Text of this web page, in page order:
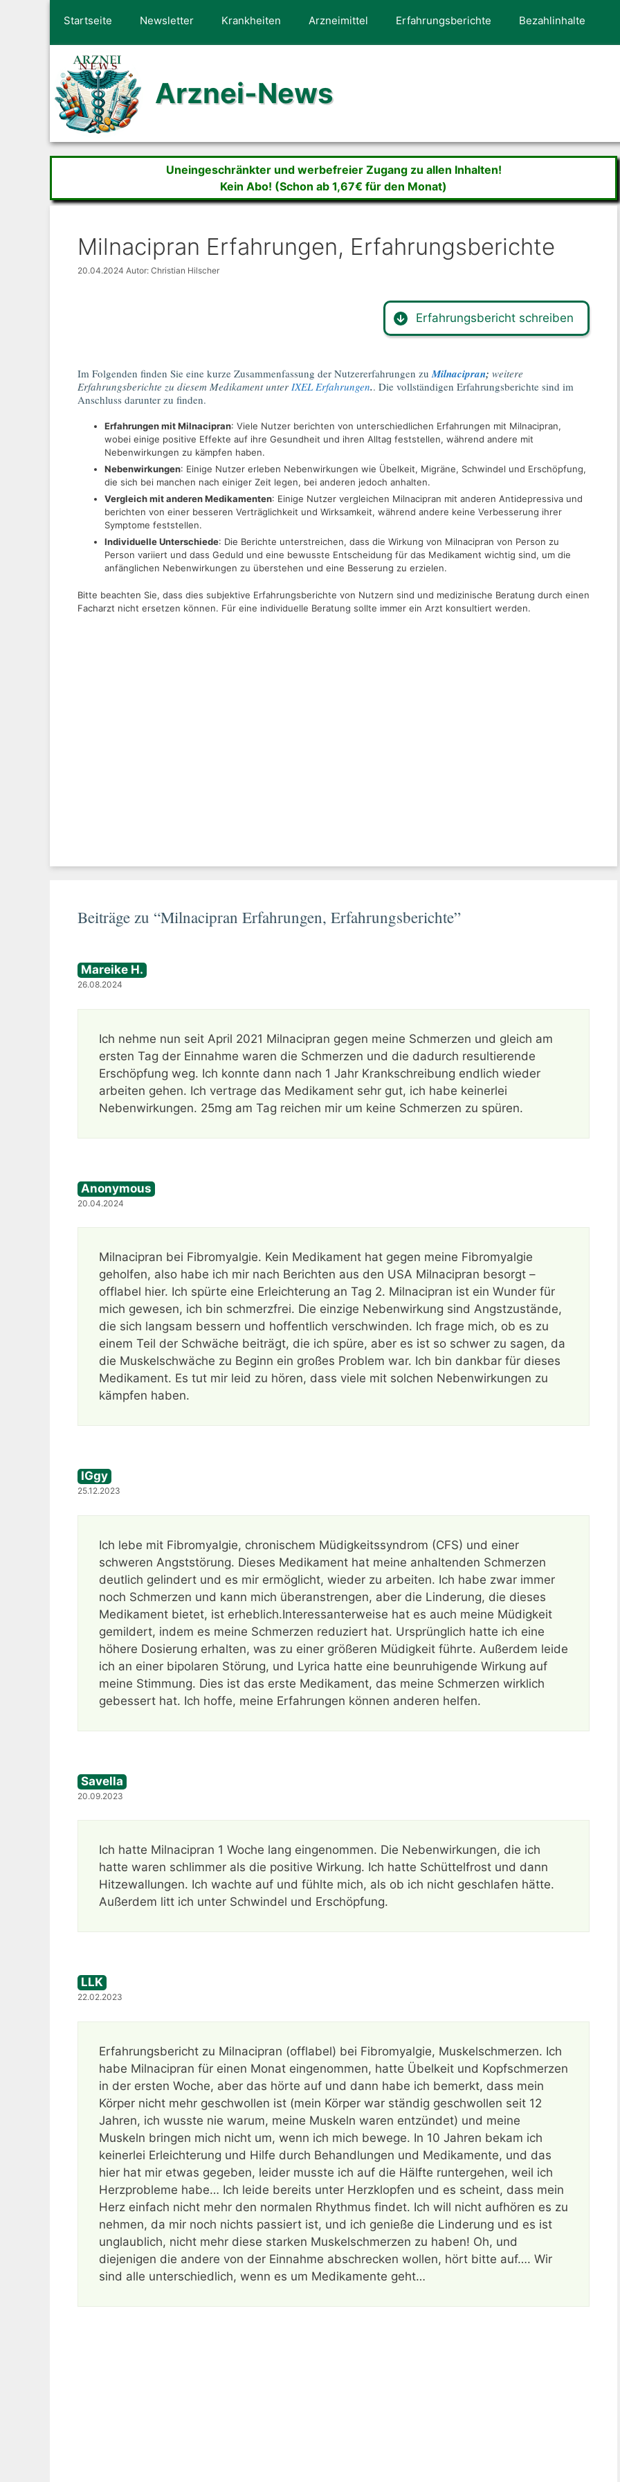
Startseite Newsletter Krankheiten Arzneimittel Erfahrungsberichte Bezahlinhalte
Arznei-News
Uneingeschränkter und werbefreier Zugang zu allen Inhalten!
Kein Abo! (Schon ab 1,67€ für den Monat)
Milnacipran Erfahrungen, Erfahrungsberichte
20.04.2024 Autor: Christian Hilscher
Erfahrungsbericht schreiben
Im Folgenden finden Sie eine kurze Zusammenfassung der Nutzererfahrungen zuMilnacipran; weitere
Erfahrungsberichte zu diesem Medikament unter IXEL Erfahrungen.. Die vollständigen Erfahrungsberichte sind im
Anschluss darunter zu finden.
Erfahrungen mit Milnacipran: Viele Nutzer berichten von unterschiedlichen Erfahrungen mit Milnacipran,
wobei einige positive Effekte auf ihre Gesundheit und ihren Alltag feststellen, während andere mit
Nebenwirkungen zu kämpfen haben.
Nebenwirkungen: Einige Nutzer erleben Nebenwirkungen wie Übelkeit, Migräne, Schwindel und Erschöpfung,
die sich bei manchen nach einiger Zeit legen, bei anderen jedoch anhalten.
Vergleich mit anderen Medikamenten: Einige Nutzer vergleichen Milnacipran mit anderen Antidepressiva und
berichten von einer besseren Verträglichkeit und Wirksamkeit, während andere keine Verbesserung ihrer
Symptome feststellen.
Individuelle Unterschiede: Die Berichte unterstreichen, dass die Wirkung von Milnacipran von Person zu
Person variiert und dass Geduld und eine bewusste Entscheidung für das Medikament wichtig sind, um die
anfänglichen Nebenwirkungen zu überstehen und eine Besserung zu erzielen.
Bitte beachten Sie, dass dies subjektive Erfahrungsberichte von Nutzern sind und medizinische Beratung durch einen
Facharzt nicht ersetzen können. Für eine individuelle Beratung sollte immer ein Arzt konsultiert werden.
Beiträge zu “Milnacipran Erfahrungen, Erfahrungsberichte”
Mareike H.
26.08.2024
Ich nehme nun seit April 2021 Milnacipran gegen meine Schmerzen und gleich am
ersten Tag der Einnahme waren die Schmerzen und die dadurch resultierende
Erschöpfung weg. Ich konnte dann nach 1 Jahr Krankschreibung endlich wieder
arbeiten gehen. Ich vertrage das Medikament sehr gut, ich habe keinerlei
Nebenwirkungen. 25mg am Tag reichen mir um keine Schmerzen zu spüren.
Anonymous
20.04.2024
Milnacipran bei Fibromyalgie. Kein Medikament hat gegen meine Fibromyalgie
geholfen, also habe ich mir nach Berichten aus den USA Milnacipran besorgt –
offlabel hier. Ich spürte eine Erleichterung an Tag 2. Milnacipran ist ein Wunder für
mich gewesen, ich bin schmerzfrei. Die einzige Nebenwirkung sind Angstzustände,
die sich langsam bessern und hoffentlich verschwinden. Ich frage mich, ob es zu
einem Teil der Schwäche beiträgt, die ich spüre, aber es ist so schwer zu sagen, da
die Muskelschwäche zu Beginn ein großes Problem war. Ich bin dankbar für dieses
Medikament. Es tut mir leid zu hören, dass viele mit solchen Nebenwirkungen zu
kämpfen haben.
IGgy
25.12.2023
Ich lebe mit Fibromyalgie, chronischem Müdigkeitssyndrom (CFS) und einer
schweren Angststörung. Dieses Medikament hat meine anhaltenden Schmerzen
deutlich gelindert und es mir ermöglicht, wieder zu arbeiten. Ich habe zwar immer
noch Schmerzen und kann mich überanstrengen, aber die Linderung, die dieses
Medikament bietet, ist erheblich.Interessanterweise hat es auch meine Müdigkeit
gemildert, indem es meine Schmerzen reduziert hat. Ursprünglich hatte ich eine
höhere Dosierung erhalten, was zu einer größeren Müdigkeit führte. Außerdem leide
ich an einer bipolaren Störung, und Lyrica hatte eine beunruhigende Wirkung auf
meine Stimmung. Dies ist das erste Medikament, das meine Schmerzen wirklich
gebessert hat. Ich hoffe, meine Erfahrungen können anderen helfen.
Savella
20.09.2023
Ich hatte Milnacipran 1 Woche lang eingenommen. Die Nebenwirkungen, die ich
hatte waren schlimmer als die positive Wirkung. Ich hatte Schüttelfrost und dann
Hitzewallungen. Ich wachte auf und fühlte mich, als ob ich nicht geschlafen hätte.
Außerdem litt ich unter Schwindel und Erschöpfung.
LLK
22.02.2023
Erfahrungsbericht zu Milnacipran (offlabel) bei Fibromyalgie, Muskelschmerzen. Ich
habe Milnacipran für einen Monat eingenommen, hatte Übelkeit und Kopfschmerzen
in der ersten Woche, aber das hörte auf und dann habe ich bemerkt, dass mein
Körper nicht mehr geschwollen ist (mein Körper war ständig geschwollen seit 12
Jahren, ich wusste nie warum, meine Muskeln waren entzündet) und meine
Muskeln bringen mich nicht um, wenn ich mich bewege. In 10 Jahren bekam ich
keinerlei Erleichterung und Hilfe durch Behandlungen und Medikamente, und das
hier hat mir etwas gegeben, leider musste ich auf die Hälfte runtergehen, weil ich
Herzprobleme habe… Ich leide bereits unter Herzklopfen und es scheint, dass mein
Herz einfach nicht mehr den normalen Rhythmus findet. Ich will nicht aufhören es zu
nehmen, da mir noch nichts passiert ist, und ich genieße die Linderung und es ist
unglaublich, nicht mehr diese starken Muskelschmerzen zu haben! Oh, und
diejenigen die andere von der Einnahme abschrecken wollen, hört bitte auf…. Wir
sind alle unterschiedlich, wenn es um Medikamente geht…